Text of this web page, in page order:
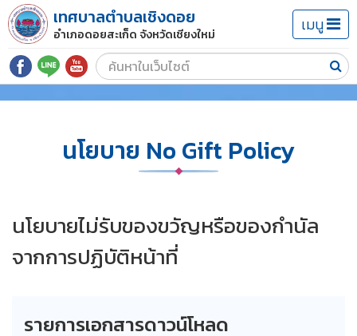
เทศบาลตำบลเชิงดอย
อำเภอดอยสะเก็ด จังหวัดเชียงใหม่ เมนู
นโยบาย No Gift Policy
นโยบายไม่รับของขวัญหรือของกำนัล
จากการปฏิบัติหน้าที่
รายการเอกสารดาวน์โหลด